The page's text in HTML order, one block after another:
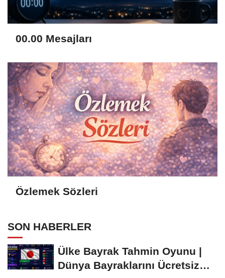
00.00 Mesajları
Özlemek Sözleri
SON HABERLER
Ülke Bayrak Tahmin Oyunu |
Dünya Bayraklarını Ücretsiz